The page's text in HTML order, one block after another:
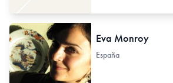
Eva Monroy
España